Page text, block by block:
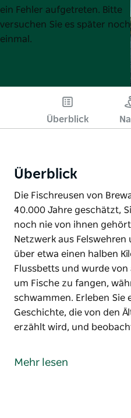
List
List
ein Fehler aufgetreten. Bitte
versuchen Sie es später noch
einmal.
Überblick
Überblick
Die Fischreusen von
40.000 Jahre geschätzt,
noch nie von ihnen
Netzwerk aus
über etwa einen halben
Flussbetts und wurde
um Fische zu fangen,
schwammen. Erleben Sie
Geschichte, die von den
erzählt wird, und
40.000 Jahre geschätzt,
Mehr lesen